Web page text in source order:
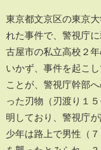
東京都文京区の東京
れた事件で、警視庁
古屋市の私立高校２
いかず、事件を起こ
ことが、警視庁幹部
った刃物（刃渡り１
明しており、警視庁
少年は路上で男性（